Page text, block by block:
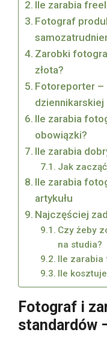
Ile zarabia
Fotograf
Zarobki
złota?
Fotoreporter –
dziennikarskiej
Ile zarabia
obowiązki?
Ile zarabia
Jak
Ile zarabia
artykułu
Najczęściej
Czy żeby
na studia?
Ile
Ile
Fotograf i
standardów